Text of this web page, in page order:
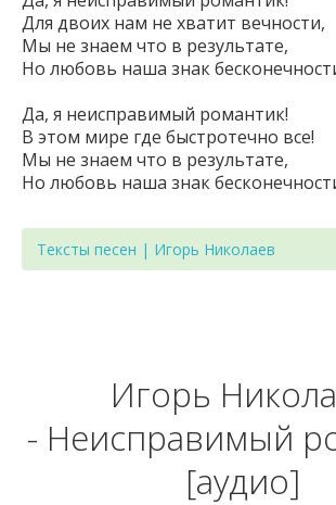
Для двоих нам не хватит вечности,
Мы не знаем что в результате,
Но любовь наша знак
Да, я неисправимый романтик!
В этом мире где быстротечно все!
Мы не знаем что в результате,
Но любовь наша знак
Тексты песен | Игорь Николаев
Игорь
- Неисправимый
[аудио]